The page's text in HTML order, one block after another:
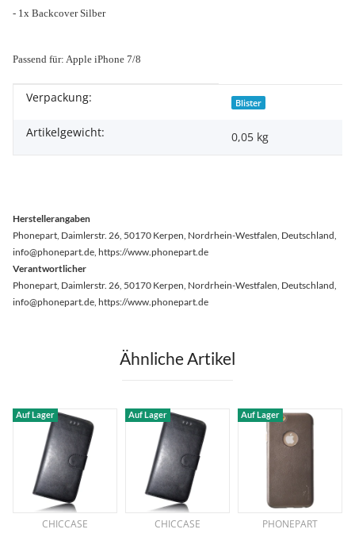
- 1x Backcover Silber
Passend für: Apple iPhone 7/8
Produkteigenschaft
Wert
Verpackung: Blister
Artikelgewicht: 0,05 kg
Herstellerangaben
Phonepart, Daimlerstr. 26, 50170 Kerpen, Nordrhein-Westfalen, Deutschland,
info@phonepart.de, https://www.phonepart.de
Verantwortlicher
Phonepart, Daimlerstr. 26, 50170 Kerpen, Nordrhein-Westfalen, Deutschland,
info@phonepart.de, https://www.phonepart.de
Ähnliche Artikel
Auf Lager
CHICCASE
Auf Lager
CHICCASE
Auf Lager
PHONEPART